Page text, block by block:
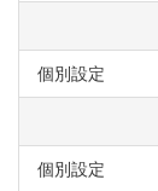
個別設定
個別設定